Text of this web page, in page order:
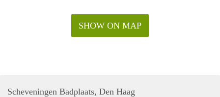
SHOW ON MAP
Scheveningen Badplaats, Den Haag